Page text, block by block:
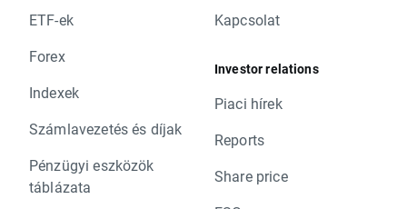
ETF-ek
Forex
Indexek
Számlavezetés és díjak
Pénzügyi eszközök
táblázata
Kapcsolat
Investor relations
Piaci hírek
Reports
Share price